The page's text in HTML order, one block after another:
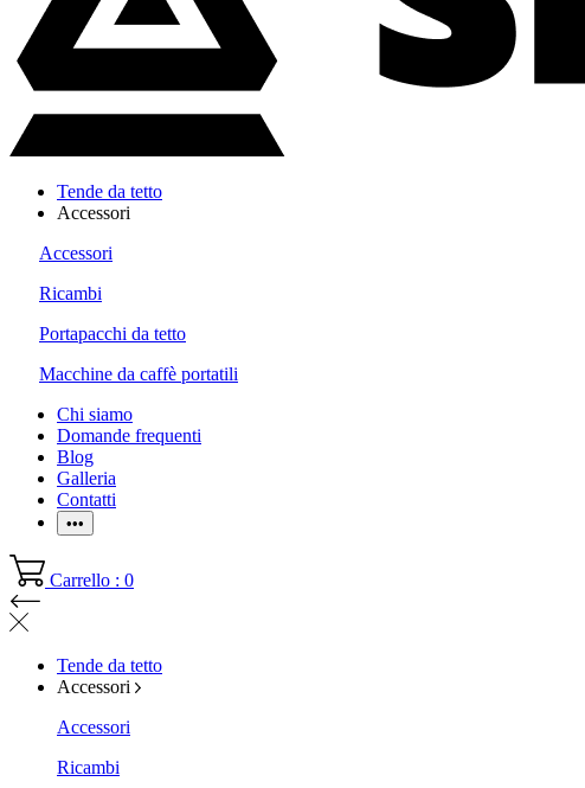
Tende da tetto
Accessori
Accessori
Ricambi
Portapacchi da tetto
Macchine da caffè portatili
Chi siamo
Domande frequenti
Blog
Galleria
Contatti
•••
Carrello : 0
Tende da tetto
Accessori
Accessori
Ricambi